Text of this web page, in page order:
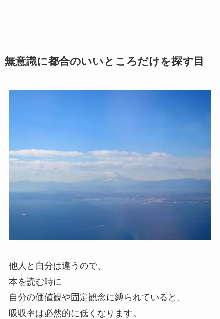
無意識に都合のいいところだけを探す目
他人と自分は違うので、
本を読む時に
自分の価値観や固定観念に縛られていると、
吸収率は必然的に低くなります。